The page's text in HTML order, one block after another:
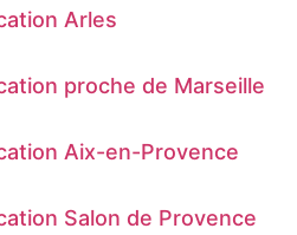
Arles
proche de Marseille
Aix-en-Provence
Salon de Provence